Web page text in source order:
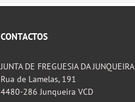
CONTACTOS
JUNTA DE FREGUESIA DA JUNQUEIRA
Rua de Lamelas, 191
4480-286 Junqueira VCD